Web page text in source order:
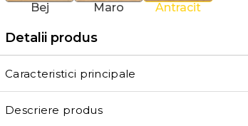
Bej Maro Antracit
Detalii produs
Caracteristici principale
Descriere produs